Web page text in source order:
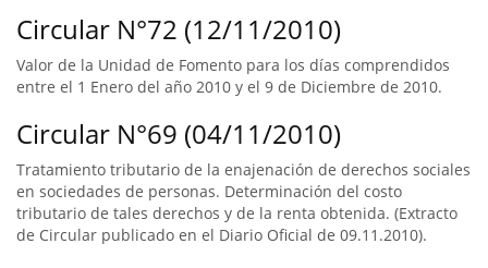
Circular N°72 (12/11/2010)
Valor de la Unidad de Fomento para los días comprendidos
entre el 1 Enero del año 2010 y el 9 de Diciembre de 2010.
Circular N°69 (04/11/2010)
Tratamiento tributario de la enajenación de derechos sociales
en sociedades de personas. Determinación del costo
tributario de tales derechos y de la renta obtenida. (Extracto
de Circular publicado en el Diario Oficial de 09.11.2010).